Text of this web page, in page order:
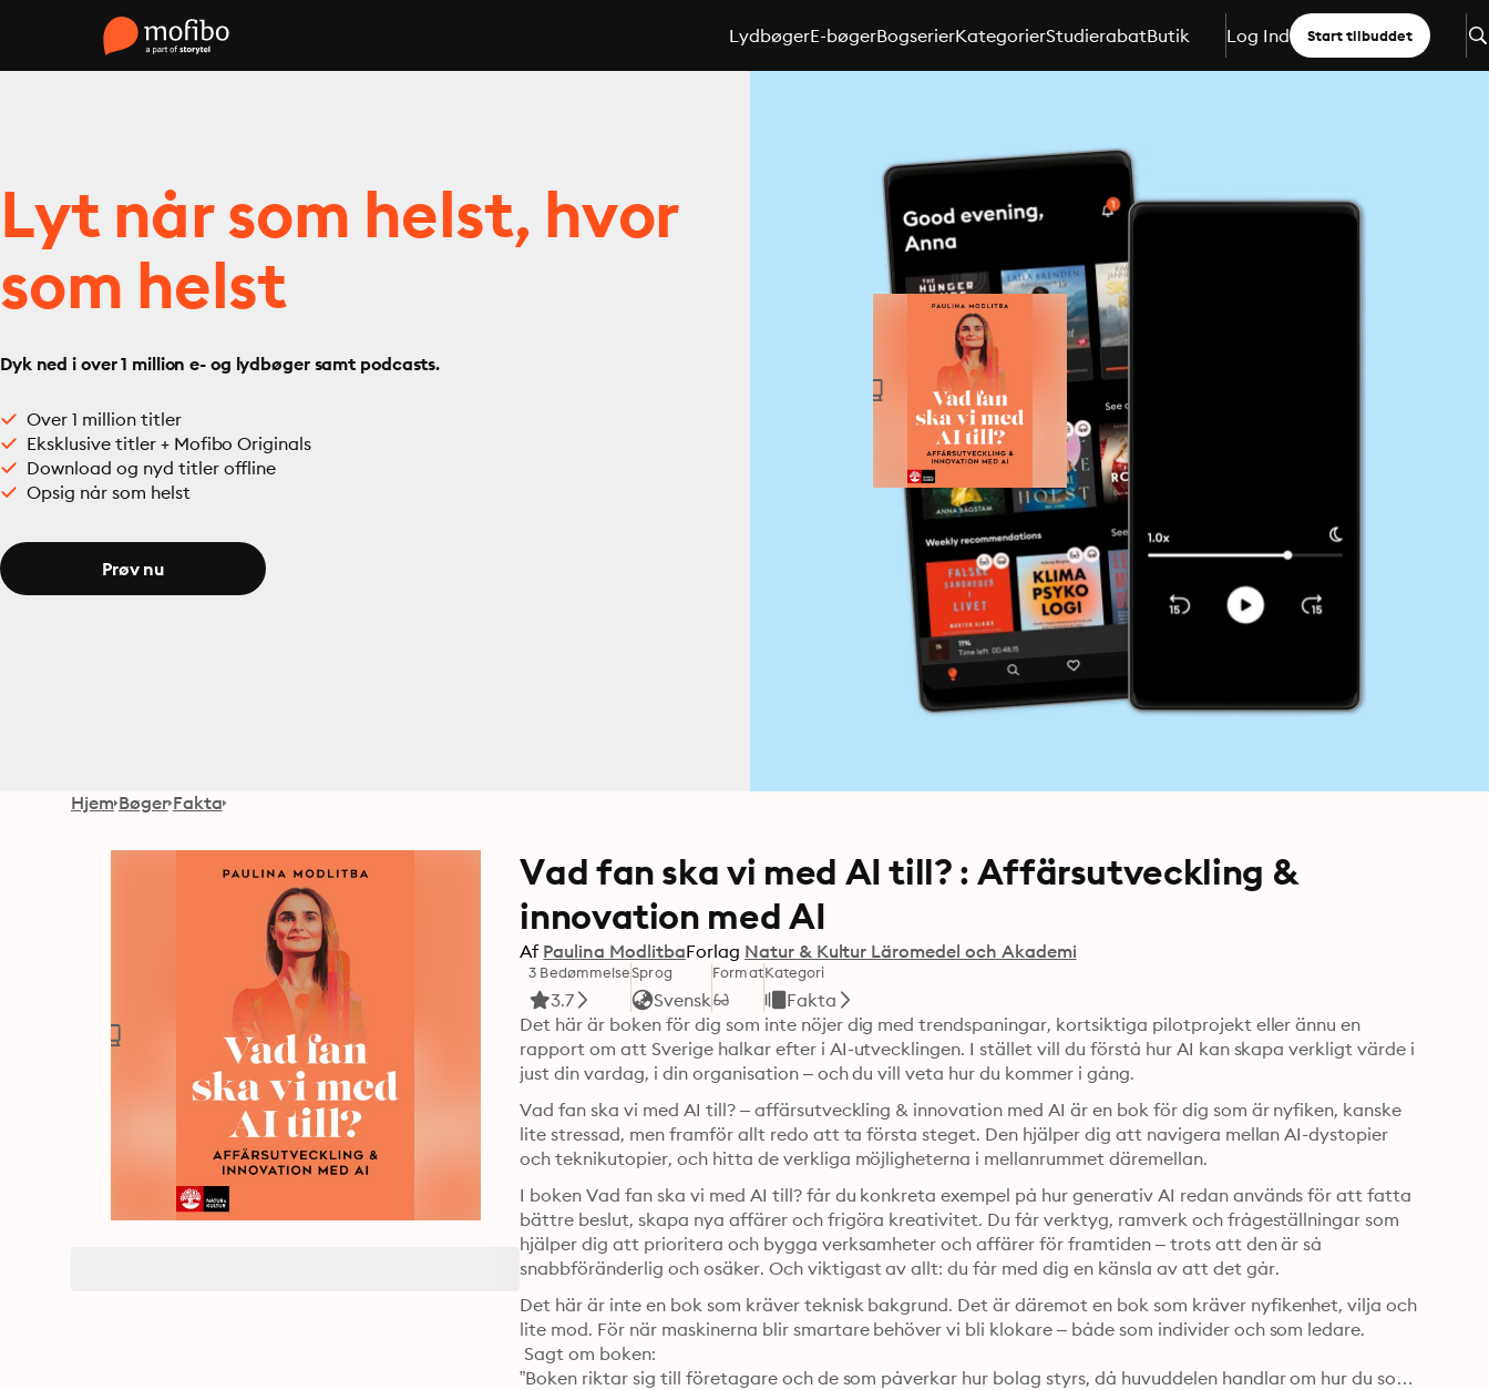
LydbøgerE-bøgerBogserierKategorierStudierabatButik Log Ind Start tilbuddet
Lyt når som helst, hvor
som helst
Dyk ned i over 1 million e- og lydbøger samt podcasts.
Over 1 million titler
Eksklusive titler + Mofibo Originals
Download og nyd titler offline
Opsig når som helst
Prøv nu
Hjem Bøger Fakta
Vad fan ska vi med AI till? : Affärsutveckling &
innovation med AI
Af Paulina ModlitbaForlag Natur & Kultur Läromedel och Akademi
3 Bedømmelse
3.7
Sprog
Svensk
FormatKategori
Fakta
Det här är boken för dig som inte nöjer dig med trendspaningar, kortsiktiga pilotprojekt eller ännu en
rapport om att Sverige halkar efter i AI-utvecklingen. I stället vill du förstå hur AI kan skapa verkligt värde i
just din vardag, i din organisation – och du vill veta hur du kommer i gång.
Vad fan ska vi med AI till? – affärsutveckling & innovation med AI är en bok för dig som är nyfiken, kanske
lite stressad, men framför allt redo att ta första steget. Den hjälper dig att navigera mellan AI-dystopier
och teknikutopier, och hitta de verkliga möjligheterna i mellanrummet däremellan.
I boken Vad fan ska vi med AI till? får du konkreta exempel på hur generativ AI redan används för att fatta
bättre beslut, skapa nya affärer och frigöra kreativitet. Du får verktyg, ramverk och frågeställningar som
hjälper dig att prioritera och bygga verksamheter och affärer för framtiden – trots att den är så
snabbföränderlig och osäker. Och viktigast av allt: du får med dig en känsla av att det går.
Det här är inte en bok som kräver teknisk bakgrund. Det är däremot en bok som kräver nyfikenhet, vilja och
lite mod. För när maskinerna blir smartare behöver vi bli klokare – både som individer och som ledare.
Sagt om boken:
”Boken riktar sig till företagare och de som påverkar hur bolag styrs, då huvuddelen handlar om hur du som